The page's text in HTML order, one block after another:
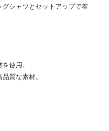
グシャツとセットアップで着
使用。
質な素材。